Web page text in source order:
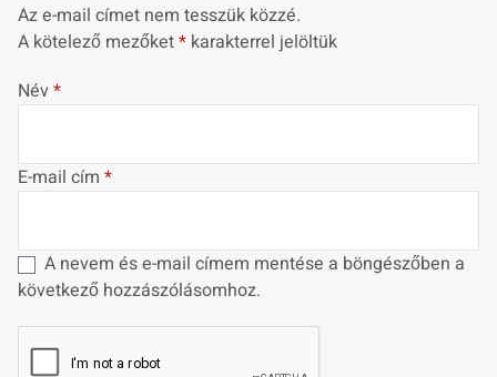
Az e-mail címet nem tesszük közzé.
A kötelező mezőket* karakterrel jelöltük
Név*
E-mail cím *
A nevem és e-mail címem mentése a böngészőben a
következő hozzászólásomhoz.